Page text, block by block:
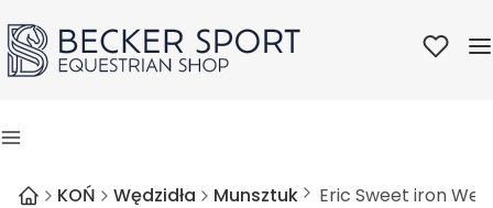
Ulubione
Menu
KOŃ Wędzidła Munsztuk Eric Sweet iron